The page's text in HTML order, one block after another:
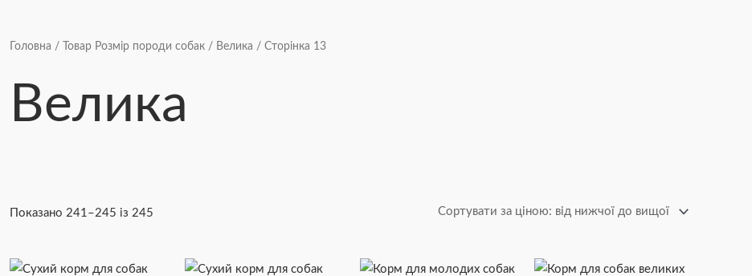
Головна / Товар Розмір породи собак / Велика / Сторінка 13
Велика
Показано 241–245 із 245
Сортування
за
до
найвищої